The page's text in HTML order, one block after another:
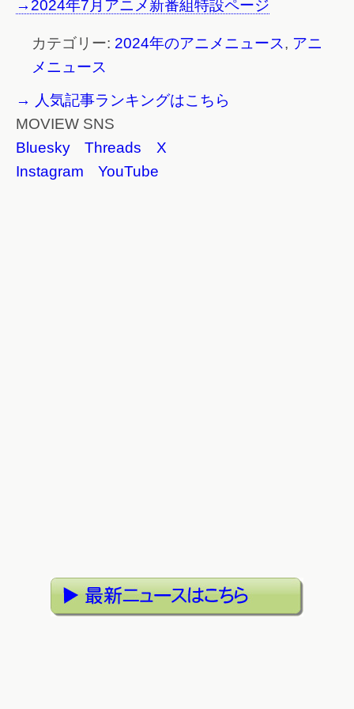
→2024年7月アニメ新番組特設ページ
カテゴリー: 2024年のアニメニュース, アニ
メニュース
→ 人気記事ランキングはこちら
MOVIEW SNS
Bluesky
Threads
X
Instagram
YouTube